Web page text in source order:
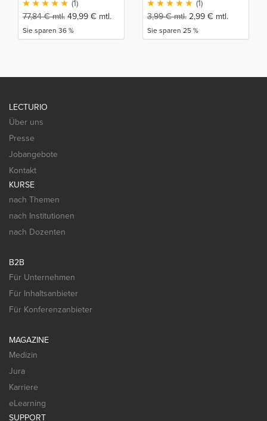
(1)
77,84€mtl. 49,99 € mtl.
Sie sparen 36 %
(1)
3,99€mtl. 2,99 € mtl.
Sie sparen 25 %
LECTURIO
Über uns
Presse
Jobangebote
Kontakt
KURSE
nach Themen
nach Institutionen
nach Dozenten
B2B
Für Unternehmen
Für Inhaltsanbieter
Für Konferenzanbieter
MAGAZINE
Medizin
Jura
Karriere
eLearning
SUPPORT